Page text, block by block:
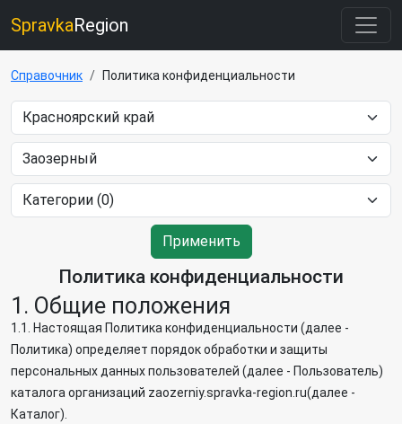
SpravkaRegion
Справочник Политика конфиденциальности
Применить
Политика конфиденциальности
1. Общие положения
1.1. Настоящая Политика конфиденциальности (далее -
Политика) определяет порядок обработки и защиты
персональных данных пользователей (далее - Пользователь)
каталога организаций zaozerniy.spravka-region.ru(далее -
Каталог).